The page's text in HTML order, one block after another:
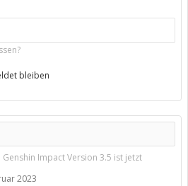
bleiben
Impact Version 3.5 ist jetzt
2023